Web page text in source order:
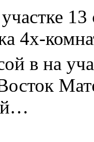
4х-
в на